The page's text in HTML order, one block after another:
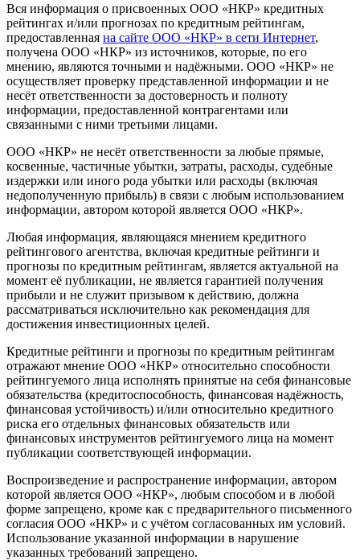
Вся информация о присвоенных ООО «НКР» кредитных
рейтингах и/или прогнозах по кредитным рейтингам,
предоставленная на сайте ООО «НКР» в сети Интернет,
получена ООО «НКР» из источников, которые, по его
мнению, являются точными и надёжными. ООО «НКР» не
осуществляет проверку представленной информации и не
несёт ответственности за достоверность и полноту
информации, предоставленной контрагентами или
связанными с ними третьими лицами.
ООО «НКР» не несёт ответственности за любые прямые,
косвенные, частичные убытки, затраты, расходы, судебные
издержки или иного рода убытки или расходы (включая
недополученную прибыль) в связи с любым использованием
информации, автором которой является ООО «НКР».
Любая информация, являющаяся мнением кредитного
рейтингового агентства, включая кредитные рейтинги и
прогнозы по кредитным рейтингам, является актуальной на
момент её публикации, не является гарантией получения
прибыли и не служит призывом к действию, должна
рассматриваться исключительно как рекомендация для
достижения инвестиционных целей.
Кредитные рейтинги и прогнозы по кредитным рейтингам
отражают мнение ООО «НКР» относительно способности
рейтингуемого лица исполнять принятые на себя финансовые
обязательства (кредитоспособность, финансовая надёжность,
финансовая устойчивость) и/или относительно кредитного
риска его отдельных финансовых обязательств или
финансовых инструментов рейтингуемого лица на момент
публикации соответствующей информации.
Воспроизведение и распространение информации, автором
которой является ООО «НКР», любым способом и в любой
форме запрещено, кроме как с предварительного письменного
согласия ООО «НКР» и с учётом согласованных им условий.
Использование указанной информации в нарушение
указанных требований запрещено.